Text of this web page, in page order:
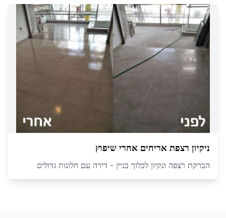
ניקיון רצפת אריחים אחרי שיפוץ
הברקת רצפה ונקיון לכלוך בניין - דירה עם חלונות גדולים